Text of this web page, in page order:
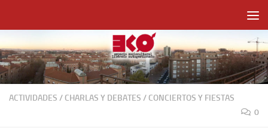
ACTIVIDADES / CHARLAS Y DEBATES / CONCIERTOS Y FIESTAS
0